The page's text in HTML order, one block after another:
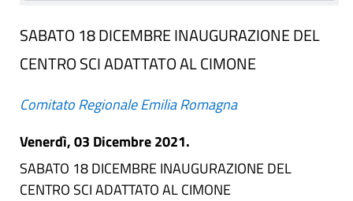
SABATO 18 DICEMBRE INAUGURAZIONE DEL
CENTRO SCI ADATTATO AL CIMONE
Comitato Regionale Emilia Romagna
Venerdì, 03 Dicembre 2021.
SABATO 18 DICEMBRE INAUGURAZIONE DEL
CENTRO SCI ADATTATO AL CIMONE